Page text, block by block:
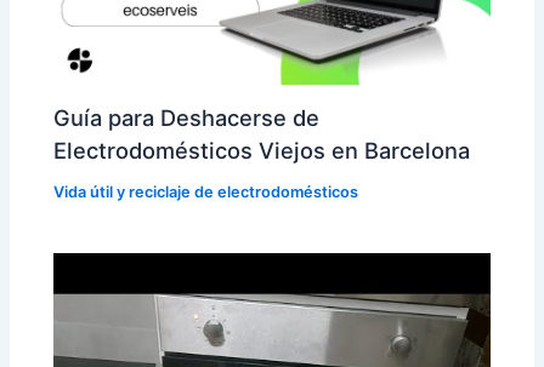
Guía para Deshacerse de
Electrodomésticos Viejos en Barcelona
Vida útil y reciclaje de electrodomésticos